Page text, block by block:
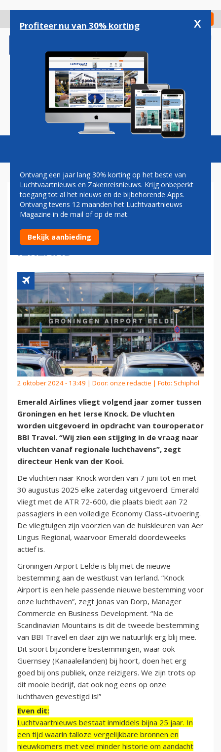
gaan
Check in
Magazine Podcasts Vacatures
EMERALD AIRLINES START
VLUCHTEN VAN GRONINGEN
AIRPORT EELDE NAAR
IERLAND
2 oktober 2024 - 13:49 | Door: onze redactie | Foto: Schiphol
Emerald Airlines vliegt volgend jaar zomer tussen
Groningen en het Ierse Knock. De vluchten
worden uitgevoerd in opdracht van touroperator
BBI Travel. “Wij zien een stijging in de vraag naar
vluchten vanaf regionale luchthavens”, zegt
directeur Henk van der Kooi.
De vluchten naar Knock worden van 7 juni tot en met
30 augustus 2025 elke zaterdag uitgevoerd. Emerald
vliegt met de ATR 72-600, die plaats biedt aan 72
passagiers in een volledige Economy Class-uitvoering.
De vliegtuigen zijn voorzien van de huiskleuren van Aer
Lingus Regional, waarvoor Emerald doordeweeks
actief is.
Groningen Airport Eelde is blij met de nieuwe
bestemming aan de westkust van Ierland. “Knock
Airport is een hele passende nieuwe bestemming voor
onze luchthaven”, zegt Jonas van Dorp, Manager
Commercie en Business Development. “Na de
Scandinavian Mountains is dit de tweede bestemming
van BBI Travel en daar zijn we natuurlijk erg blij mee.
Dit soort bijzondere bestemmingen, waar ook
Guernsey (Kanaaleilanden) bij hoort, doen het erg
goed bij ons publiek, onze reizigers. We zijn trots op
dit mooie bedrijf, dat ook nog eens op onze
luchthaven gevestigd is!”
Even dit:
Luchtvaartnieuws bestaat inmiddels bijna 25 jaar. In
een tijd waarin talloze vergelijkbare bronnen en
nieuwkomers met veel minder historie om aandacht
Profiteer nu van 30% korting x
Ontvang een jaar lang 30% korting op het beste van
Luchtvaartnieuws en Zakenreisnieuws. Krijg onbeperkt
toegang tot al het nieuws en de bijbehorende Apps.
Ontvang tevens 12 maanden het Luchtvaartnieuws
Magazine in de mail of op de mat.
Bekijk aanbieding